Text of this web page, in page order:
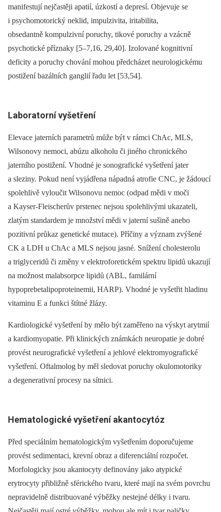
manifestují nejčastěji apatií, úzkostí a depresí. Objevuje se
i psychomotorický neklid, impulzivita, iritabilita,
obsedantně kompulzivní poruchy, tikové poruchy a vzácně
psychotické příznaky [5–7,16, 29,40]. Izolované kognitivní
deficity a poruchy chování mohou předcházet neurologickému
postižení bazálních ganglií řadu let [53,54].
Laboratorní vyšetření
Elevace jaterních parametrů může být v rámci ChAc, MLS,
Wilsonovy nemoci, abúzu alkoholu či jiného chronického
jaterního postižení. Vhodné je sonografické vyšetření jater
a sleziny. Pokud není vyjádřena nápadná atrofie CNC, je žádoucí
spolehlivě vyloučit Wilsonovu nemoc (odpad mědi v moči
a Kayser-Fleischerův prstenec nejsou spolehlivými ukazateli,
zlatým standardem je množství mědi v jaterní sušině anebo
pozitivní průkaz genetické mutace). Příčiny a význam zvýšené
CK a LDH u ChAc a MLS nejsou jasné. Snížení cholesterolu
a triglyceridů či změny v elektroforetickém spektru lipidů ukazují
na možnost malabsorpce lipidů (ABL, familární
hypoprebetalipoproteinemii, HARP). Vhodné je vyšetřit hladinu
vitaminu E a funkci štítné žlázy.
Kardiologické vyšetření by mělo být zaměřeno na výskyt arytmií
a kardiomyopatie. Při klinických známkách neuropatie je dobré
provést neurografické vyšetření a jehlové elektromyografické
vyšetření. Oftalmolog by měl sledovat poruchy okulomotoriky
a degenerativní procesy na sítnici.
Hematologické vyšetření akantocytóz
Před speciálním hematologickým vyšetřením doporučujeme
provést sedimentaci, krevní obraz a diferenciální rozpočet.
Morfologicky jsou akantocyty definovány jako atypické
erytrocyty přibližně sférického tvaru, které mají na svém povrchu
nepravidelně distribuované výběžky nestejné délky i tvaru.